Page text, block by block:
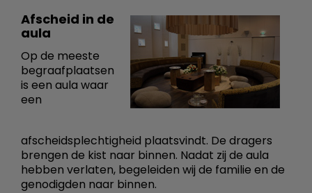
Afscheid in de
aula
Op de meeste
begraafplaatsen
is een aula waar
een
afscheidsplechtigheid plaatsvindt. De dragers
brengen de kist naar binnen. Nadat zij de aula
hebben verlaten, begeleiden wij de familie en de
genodigden naar binnen.